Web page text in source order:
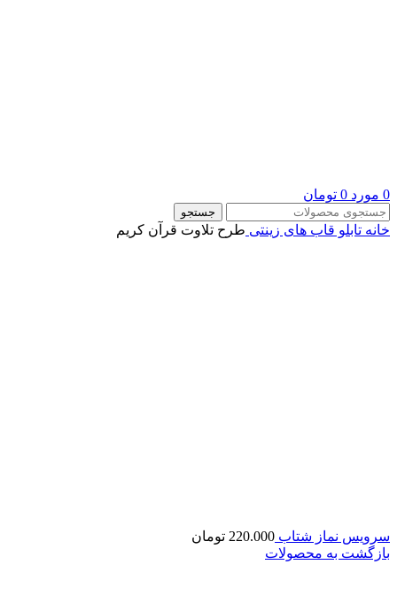
0 مورد 0 تومان
جستجو
خانه تابلو قاب های زینتی طرح تلاوت قرآن کریم
سرویس نماز شتاب 220.000 تومان
بازگشت به محصولات